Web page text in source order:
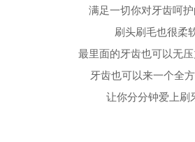
满足一切你对牙齿呵
刷头刷毛也很柔
最里面的牙齿也可以无压
牙齿也可以来一个全
让你分分钟爱上刷